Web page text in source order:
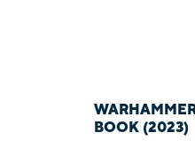
BOOK (2023)